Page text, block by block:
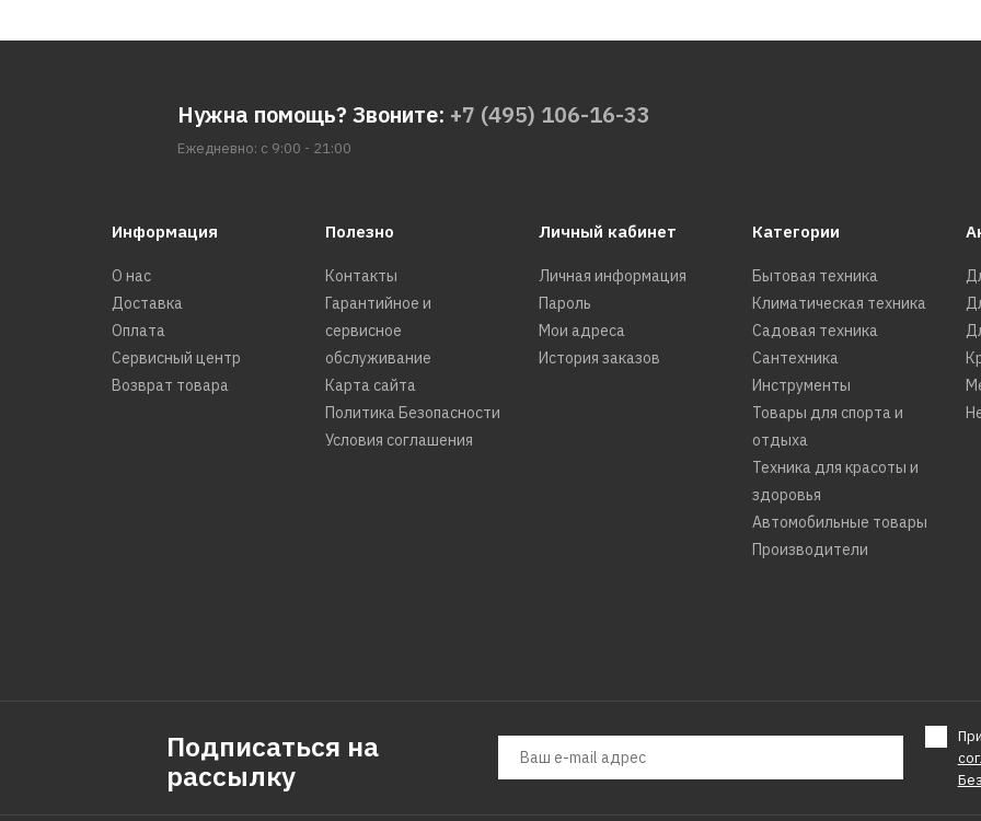
Нужна помощь? Звоните: +7 (495) 106-16-33
Ежедневно: с 9:00 - 21:00
Информация
О нас
Доставка
Оплата
Сервисный центр
Возврат товара
Полезно
Контакты
Гарантийное и
сервисное
обслуживание
Карта сайта
Политика Безопасности
Условия соглашения
Личный кабинет
Личная информация
Пароль
Мои адреса
История заказов
Категории
Бытовая техника
Климатическая техника
Садовая техника
Сантехника
Инструменты
Товары для спорта и
отдыха
Техника для красоты и
здоровья
Автомобильные товары
Производители
Подписаться на
рассылку